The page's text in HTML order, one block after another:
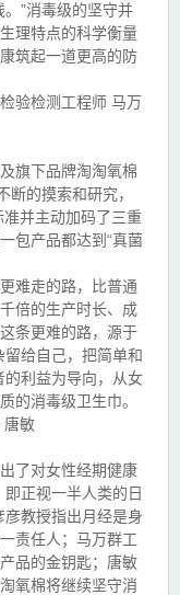
”消毒级的坚守并
理特点的科学衡量
筑起一道更高的防
验检测工程师 马万
旗下品牌淘淘氧棉
断的摸索和研究，
并主动加码了三重
包产品都达到“真菌
难走的路，比普通
倍的生产时长、成
条更难的路，源于
给自己，把简单和
的利益为导向，从女
的消毒级卫生巾。
唐敏
了对女性经期健康
正视一半人类的日
彦教授指出月经是身
责任人；马万群工
品的金钥匙；唐敏
氧棉将继续坚守消